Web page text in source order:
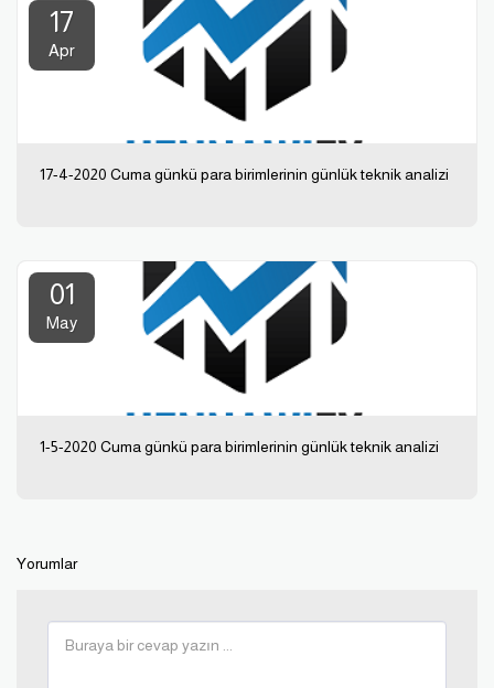
17
Apr
17-4-2020 Cuma günkü para birimlerinin günlük teknik analizi
01
May
1-5-2020 Cuma günkü para birimlerinin günlük teknik analizi
Yorumlar